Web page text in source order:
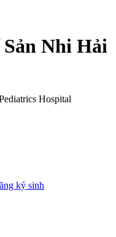
Sản Nhi Hải
Hospital
ký sinh